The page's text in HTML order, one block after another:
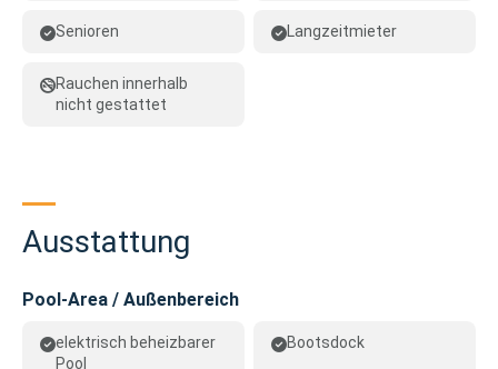
Senioren Langzeitmieter
Rauchen innerhalb
nicht gestattet
Ausstattung
Pool-Area / Außenbereich
elektrisch beheizbarer
Pool
Bootsdock